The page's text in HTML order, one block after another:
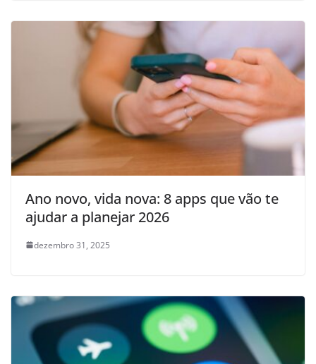
Ano novo, vida nova: 8 apps que vão te
ajudar a planejar 2026
dezembro 31, 2025